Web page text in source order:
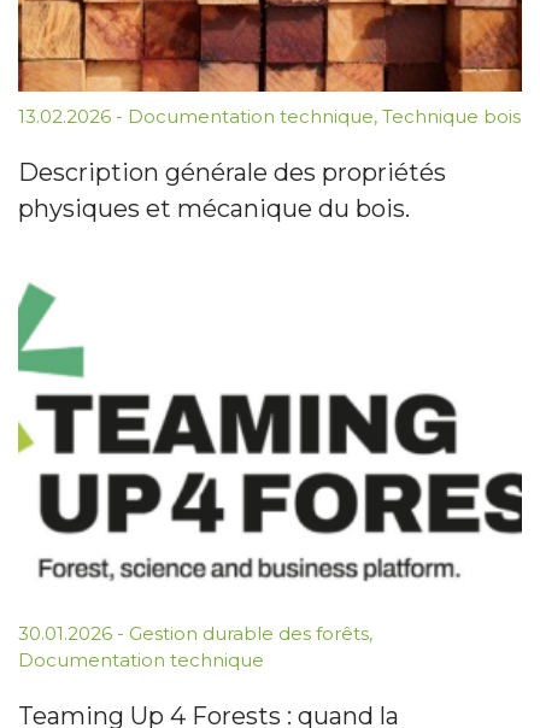
13.02.2026 - Documentation technique, Technique bois
Description générale des propriétés
physiques et mécanique du bois.
30.01.2026 - Gestion durable des forêts,
Documentation technique
Teaming Up 4 Forests : quand la